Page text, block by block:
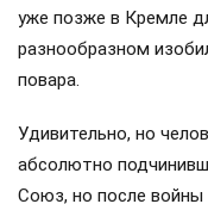
уже позже в Кремле
разнообразном
повара.
Удивительно, но
абсолютно
Союз, но после